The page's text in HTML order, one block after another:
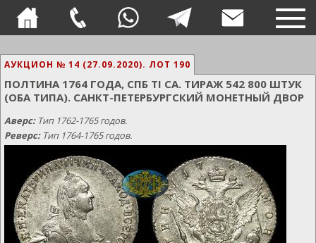
АУКЦИОН № 14 (27.09.2020). ЛОТ 190
ПОЛТИНА 1764 ГОДА, СПБ TI СА. ТИРАЖ 542 800 ШТУК
(ОБА ТИПА). САНКТ-ПЕТЕРБУРГСКИЙ МОНЕТНЫЙ ДВОР
Аверс:Тип 1762-1765 годов.
Реверс:Тип 1764-1765 годов.